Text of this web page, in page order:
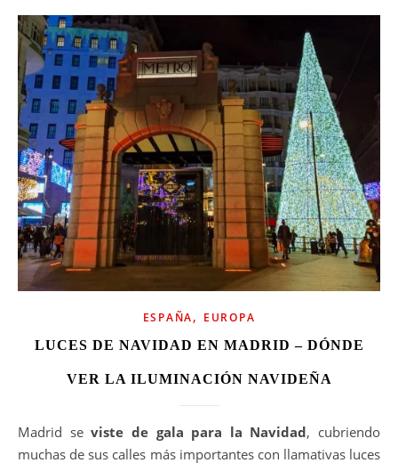
ESPAÑA, EUROPA
LUCES DE NAVIDAD EN MADRID – DÓNDE
VER LA ILUMINACIÓN NAVIDEÑA
Madrid seviste de gala para la Navidad, cubriendo
muchas de sus calles más importantes con llamativas luces